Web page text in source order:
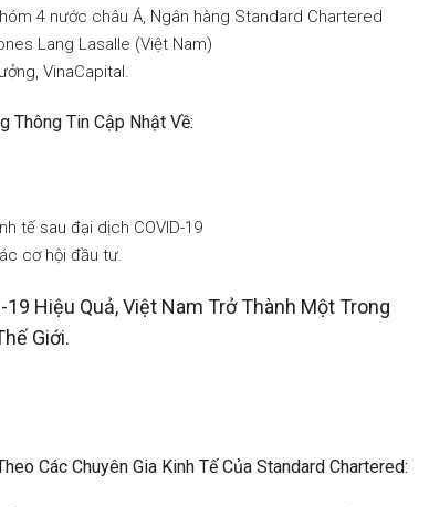
4 nước châu Á, Ngân hàng Standard Chartered
Lang Lasalle (Việt Nam)
VinaCapital.
Thông Tin Cập Nhật Về:
tế sau đại dịch COVID-19
cơ hội đầu tư.
Hiệu Quả, Việt Nam Trở Thành Một Trong
Giới.
Các Chuyên Gia Kinh Tế Của Standard Chartered: